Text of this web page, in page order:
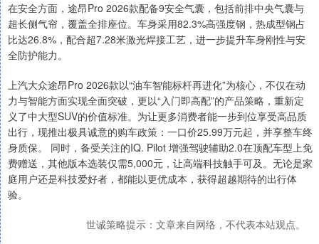
在安全方面，途昂Pro 2026款配备9安全气囊，包括前排中央气囊与
超长侧气帘，覆盖全排座位。车身采用82.3%高强度钢，热成型钢占
比达26.8%，配合超7.28米激光焊接工艺，进一步提升车身刚性与安
全防护能力。
上汽大众途昂Pro 2026款以“油车智能标杆再进化”为核心，不仅在动
力与智能方面实现全面突破，更以“入门即高配”的产品策略，重新定
义了中大型SUV的价值标准。为让更多消费者能一步到位享受高品质
出行，现推出极具诚意的购车政策：一口价25.99万元起，并享整车终
身质保。 同时，备受关注的IQ. Pilot 增强驾驶辅助2.0在顶配车型上免
费赠送，其他版本选装仅需5,000元，让高端科技触手可及。无论是家
庭用户还是科技爱好者，都能以更优成本，获得超越期待的出行体
验。
世诚策略提示：文章来自网络，不代表本站观点。